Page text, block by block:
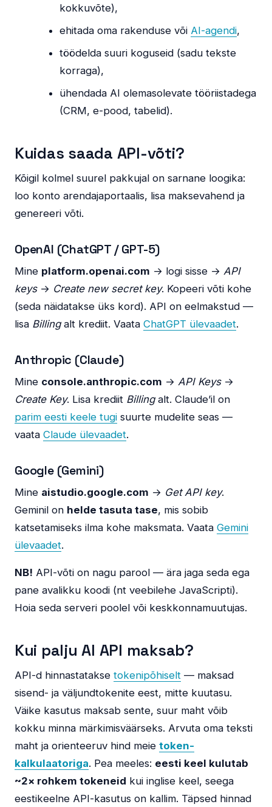
kokkuvõte),
ehitada oma rakenduse või AI-agendi,
töödelda suuri koguseid (sadu tekste
korraga),
ühendada AI olemasolevate tööriistadega
(CRM, e-pood, tabelid).
Kuidas saada API-võti?
Kõigil kolmel suurel pakkujal on sarnane loogika:
loo konto arendajaportaalis, lisa maksevahend ja
genereeri võti.
OpenAI (ChatGPT / GPT-5)
Mine platform.openai.com → logi sisse → API
keys→ Create new secret key. Kopeeri võti kohe
(seda näidatakse üks kord). API on eelmakstud —
lisa Billingalt krediit. Vaata ChatGPT ülevaadet.
Anthropic (Claude)
Mine console.anthropic.com → API Keys→
Create Key. Lisa krediit Billingalt. Claude’il on
parim eesti keele tugi suurte mudelite seas —
vaata Claude ülevaadet.
Google (Gemini)
Mine aistudio.google.com → Get API key.
Geminil on helde tasuta tase, mis sobib
katsetamiseks ilma kohe maksmata. Vaata Gemini
ülevaadet.
NB! API-võti on nagu parool — ära jaga seda ega
pane avalikku koodi (nt veebilehe JavaScripti).
Hoia seda serveri poolel või keskkonnamuutujas.
Kui palju AI API maksab?
API-d hinnastatakse tokenipõhiselt — maksad
sisend- ja väljundtokenite eest, mitte kuutasu.
Väike kasutus maksab sente, suur maht võib
kokku minna märkimisväärseks. Arvuta oma teksti
maht ja orienteeruv hind meie token-
kalkulaatoriga. Pea meeles: eesti keel kulutab
~2× rohkem tokeneid kui inglise keel, seega
eestikeelne API-kasutus on kallim. Täpsed hinnad